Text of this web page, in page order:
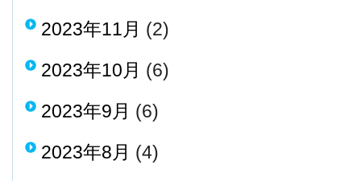
2023年11月 (2)
2023年10月 (6)
2023年9月 (6)
2023年8月 (4)